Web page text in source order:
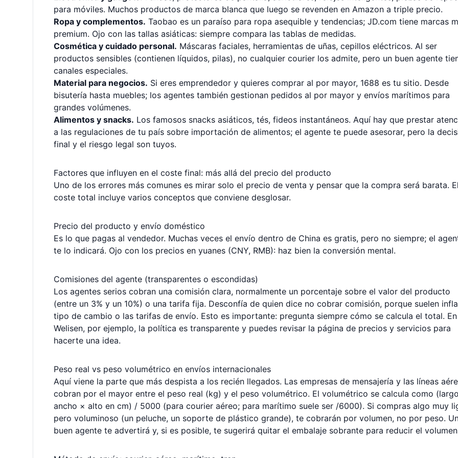
para móviles. Muchos productos de marca blanca que luego se revenden en Amazon a triple precio.
Ropa y complementos. Taobao es un paraíso para ropa asequible y tendencias; JD.com tiene marcas
premium. Ojo con las tallas asiáticas: siempre compara las tablas de medidas.
Cosmética y cuidado personal. Máscaras faciales, herramientas de uñas, cepillos eléctricos. Al ser
productos sensibles (contienen líquidos, pilas), no cualquier courier los admite, pero un buen agente
canales especiales.
Material para negocios. Si eres emprendedor y quieres comprar al por mayor, 1688 es tu sitio. Desde
bisutería hasta muebles; los agentes también gestionan pedidos al por mayor y envíos marítimos para
grandes volúmenes.
Alimentos y snacks. Los famosos snacks asiáticos, tés, fideos instantáneos. Aquí hay que prestar
a las regulaciones de tu país sobre importación de alimentos; el agente te puede asesorar, pero la
final y el riesgo legal son tuyos.
Factores que influyen en el coste final: más allá del precio del producto
Uno de los errores más comunes es mirar solo el precio de venta y pensar que la compra será barata. El
coste total incluye varios conceptos que conviene desglosar.
Precio del producto y envío doméstico
Es lo que pagas al vendedor. Muchas veces el envío dentro de China es gratis, pero no siempre; el
te lo indicará. Ojo con los precios en yuanes (CNY, RMB): haz bien la conversión mental.
Comisiones del agente (transparentes o escondidas)
Los agentes serios cobran una comisión clara, normalmente un porcentaje sobre el valor del producto
(entre un 3% y un 10%) o una tarifa fija. Desconfía de quien dice no cobrar comisión, porque suelen
tipo de cambio o las tarifas de envío. Esto es importante: pregunta siempre cómo se calcula el total. En
Welisen, por ejemplo, la política es transparente y puedes revisar la página de precios y servicios para
hacerte una idea.
Peso real vs peso volumétrico en envíos internacionales
Aquí viene la parte que más despista a los recién llegados. Las empresas de mensajería y las líneas
cobran por el mayor entre el peso real (kg) y el peso volumétrico. El volumétrico se calcula como
ancho × alto en cm) / 5000 (para courier aéreo; para marítimo suele ser /6000). Si compras algo muy
pero voluminoso (un peluche, un soporte de plástico grande), te cobrarán por volumen, no por peso.
buen agente te advertirá y, si es posible, te sugerirá quitar el embalaje sobrante para reducir el